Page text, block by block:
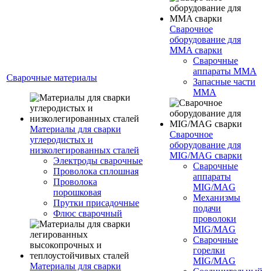
Сварочные материалы
Материалы для сварки
углеродистых и
низколегированных сталей
Электроды сварочные
Проволока сплошная
Проволока
порошковая
Прутки присадочные
Флюс сварочный
Материалы для сварки
Сварочное
оборудование для
MMA сварки
Сварочные
аппараты MMA
Запасные части
MMA
Сварочное
оборудование для
MIG/MAG сварки
Сварочные
аппараты
MIG/MAG
Механизмы
подачи
проволоки
MIG/MAG
Сварочные
горелки
MIG/MAG